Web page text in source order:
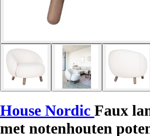
House Nordic Faux
met notenhouten